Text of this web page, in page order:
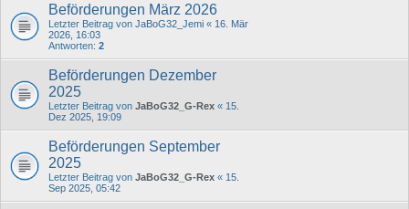
Beförderungen März 2026
Letzter Beitrag von JaBoG32_Jemi « 16. Mär
2026, 16:03
Antworten: 2
Beförderungen Dezember
2025
Letzter Beitrag von JaBoG32_G-Rex « 15.
Dez 2025, 19:09
Beförderungen September
2025
Letzter Beitrag von JaBoG32_G-Rex « 15.
Sep 2025, 05:42